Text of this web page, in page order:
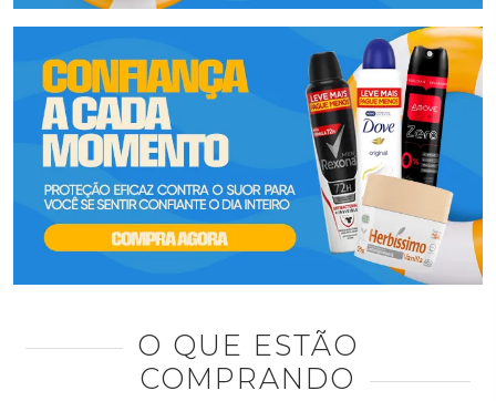
O QUE ESTÃO
COMPRANDO